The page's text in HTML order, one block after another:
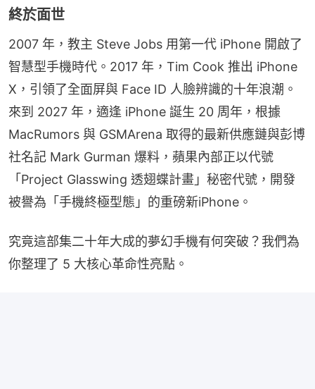
終於面世
2007 年，教主 Steve Jobs 用第一代 iPhone 開啟了
智慧型手機時代。2017 年，Tim Cook 推出 iPhone
X，引領了全面屏與 Face ID 人臉辨識的十年浪潮。
來到 2027 年，適逢 iPhone 誕生 20 周年，根據
MacRumors 與 GSMArena 取得的最新供應鏈與彭博
社名記 Mark Gurman 爆料，蘋果內部正以代號
「Project Glasswing 透翅蝶計畫」秘密代號，開發
被譽為「手機終極型態」的重磅新iPhone。
究竟這部集二十年大成的夢幻手機有何突破？我們為
你整理了 5 大核心革命性亮點。